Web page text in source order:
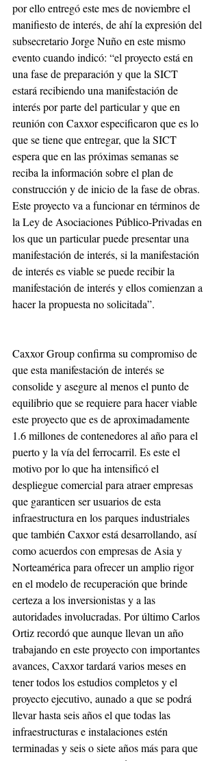
por ello entregó este mes de noviembre el
manifiesto de interés, de ahí la expresión del
subsecretario Jorge Nuño en este mismo
evento cuando indicó: “el proyecto está en
una fase de preparación y que la SICT
estará recibiendo una manifestación de
interés por parte del particular y que en
reunión con Caxxor especificaron que es lo
que se tiene que entregar, que la SICT
espera que en las próximas semanas se
reciba la información sobre el plan de
construcción y de inicio de la fase de obras.
Este proyecto va a funcionar en términos de
la Ley de Asociaciones Público-Privadas en
los que un particular puede presentar una
manifestación de interés, si la manifestación
de interés es viable se puede recibir la
manifestación de interés y ellos comienzan a
hacer la propuesta no solicitada”.
Caxxor Group confirma su compromiso de
que esta manifestación de interés se
consolide y asegure al menos el punto de
equilibrio que se requiere para hacer viable
este proyecto que es de aproximadamente
1.6 millones de contenedores al año para el
puerto y la vía del ferrocarril. Es este el
motivo por lo que ha intensificó el
despliegue comercial para atraer empresas
que garanticen ser usuarios de esta
infraestructura en los parques industriales
que también Caxxor está desarrollando, así
como acuerdos con empresas de Asia y
Norteamérica para ofrecer un amplio rigor
en el modelo de recuperación que brinde
certeza a los inversionistas y a las
autoridades involucradas. Por último Carlos
Ortiz recordó que aunque llevan un año
trabajando en este proyecto con importantes
avances, Caxxor tardará varios meses en
tener todos los estudios completos y el
proyecto ejecutivo, aunado a que se podrá
llevar hasta seis años el que todas las
infraestructuras e instalaciones estén
terminadas y seis o siete años más para que